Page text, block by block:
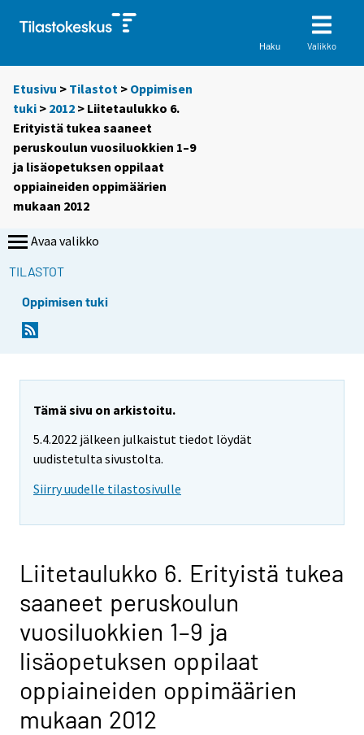
Haku Valikko
Etusivu > Tilastot > Oppimisen
tuki > 2012 > Liitetaulukko 6.
Erityistä tukea saaneet
peruskoulun vuosiluokkien 1–9
ja lisäopetuksen oppilaat
oppiaineiden oppimäärien
mukaan 2012
Avaa valikko
TILASTOT
Oppimisen tuki
Tämä sivu on arkistoitu.
5.4.2022 jälkeen julkaistut tiedot löydät
uudistetulta sivustolta.
Siirry uudelle tilastosivulle
Liitetaulukko 6. Erityistä tukea
saaneet peruskoulun
vuosiluokkien 1–9 ja
lisäopetuksen oppilaat
oppiaineiden oppimäärien
mukaan 2012